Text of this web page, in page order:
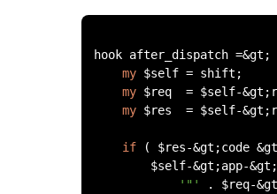
hook after_dispatch =&gt ;
my $self = shift ;
my $req = $self-&gt ;
my $res = $self-&gt ;
if ( $res-&gt ;code &
        $self
-&gt ;app-&gt
'"'
. $req-&